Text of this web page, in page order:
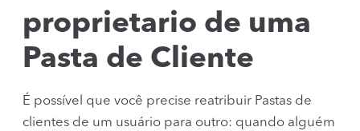
proprietario de uma
Pasta de Cliente
É possível que você precise reatribuir Pastas de
clientes de um usuário para outro: quando alguém